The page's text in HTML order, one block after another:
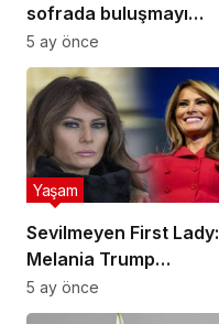
sofrada buluşmayı
sürdürüyor
5 ay önce
Sevilmeyen First Lady:
Melania Trump
popülerlik
sıralamasında sondan
Yaşam
5 ay önce